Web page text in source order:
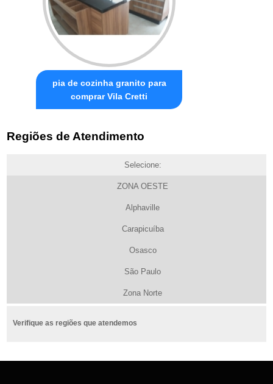
pia de cozinha granito para
comprar Vila Cretti
Regiões de Atendimento
Selecione:
ZONA OESTE
Alphaville
Carapicuíba
Osasco
São Paulo
Zona Norte
Verifique as regiões que atendemos